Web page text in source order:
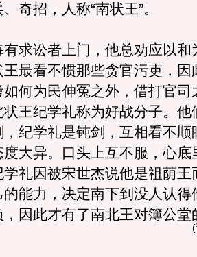
奇招，人称“南状王”。
讼者上门，他总劝应以和
最看不惯那些贪官污吏，因
何为民伸冤之外，借打官司
状王纪学礼称为好战分子。他
纪学礼是钝剑，互相看不顺
大异。口头上互不服，心底
礼因被宋世杰说他是祖荫王
能力，决定南下到没人认得
因此才有了南北王对簿公堂